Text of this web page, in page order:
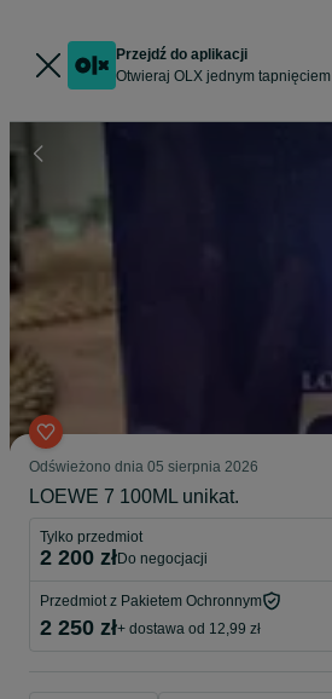
Przejdź do aplikacji
Otwieraj OLX jednym tapnięciem
Odświeżono dnia 05 sierpnia 2026
LOEWE 7 100ML unikat.
Tylko przedmiot
2 200 zł do negocjacji
Przedmiot z Pakietem Ochronnym
2 250 zł+ dostawa od 12,99 zł